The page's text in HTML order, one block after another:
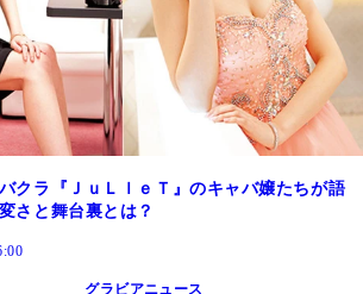
クラ『ＪｕＬｌｅＴ』のキャバ嬢たちが語
さと舞台裏とは？
グラビアニュース